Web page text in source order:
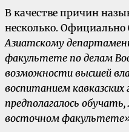
В качестве причин
несколько. Официально
Азиатскому
факультете по де­лам
возможности высшей
воспитанием кав­казских
предполагалось
восточном